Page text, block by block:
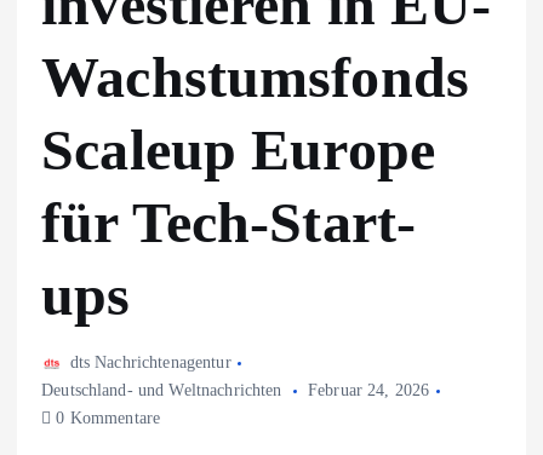
Wachstumsfonds
Scaleup Europe
für Tech-Start-
ups
dts Nachrichtenagentur
Deutschland- und Weltnachrichten
Februar 24, 2026
0 Kommentare